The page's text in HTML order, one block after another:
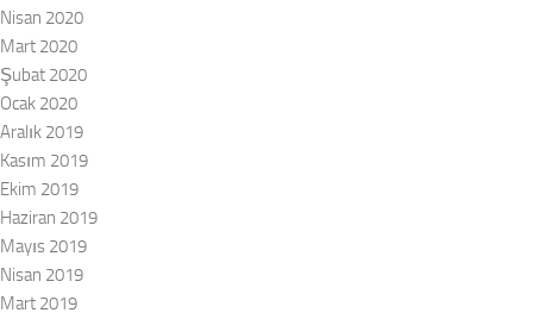
Nisan 2020
Mart 2020
Şubat 2020
Ocak 2020
Aralık 2019
Kasım 2019
Ekim 2019
Haziran 2019
Mayıs 2019
Nisan 2019
Mart 2019